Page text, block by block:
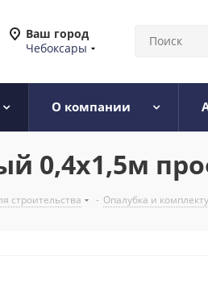
Ваш город
Чебоксары
О компании
0,4х1,5м
строительства - Опалубка и